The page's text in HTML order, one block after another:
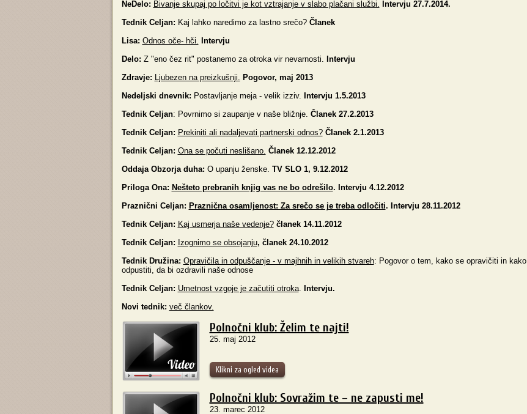
NeDelo: Bivanje skupaj po ločitvi je kot vztrajanje v slabo plačani službi. Intervju 27.7.2014.
Tednik Celjan: Kaj lahko naredimo za lastno srečo?Članek
Lisa: Odnos oče- hči. Intervju
Delo: Z "eno čez rit" postanemo za otroka vir nevarnosti. Intervju
Zdravje: Ljubezen na preizkušnji. Pogovor, maj 2013
Nedeljski dnevnik: Postavljanje meja - velik izziv. Intervju 1.5.2013
Tednik Celjan: Povrnimo si zaupanje v naše bližnje. Članek 27.2.2013
Tednik Celjan: Prekiniti ali nadaljevati partnerski odnos?Članek 2.1.2013
Tednik Celjan: Ona se počuti neslišano. Članek 12.12.2012
Oddaja Obzorja duha: O upanju ženske. TV SLO 1, 9.12.2012
Priloga Ona: Nešteto prebranih knjig vas ne bo odrešilo. Intervju 4.12.2012
Praznični Celjan: Praznična osamljenost: Za srečo se je treba odločiti. Intervju 28.11.2012
Tednik Celjan: Kaj usmerja naše vedenje?članek 14.11.2012
Tednik Celjan: Izognimo se obsojanju, članek 24.10.2012
Tednik Družina: Opravičila in odpuščanje - v majhnih in velikih stvareh: Pogovor o tem, kako se opravičiti in kako
odpustiti, da bi ozdravili naše odnose
Tednik Celjan: Umetnost vzgoje je začutiti otroka. Intervju.
Novi tednik: več člankov.
Polnočni klub: Želim te najti!
25. maj 2012
Klikni za ogled videa
Polnočni klub: Sovražim te – ne zapusti me!
23. marec 2012